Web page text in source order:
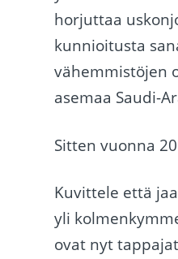
horjuttaa
kunnioitusta
vähemmistöjen
asemaa Saudi-
Sitten vuonna
Kuvittele että
yli
ovat nyt